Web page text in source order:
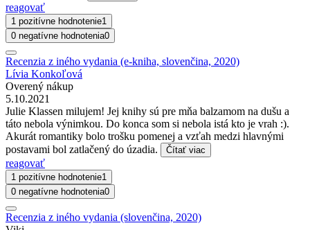
reagovať
1 pozitívne hodnotenie1
0 negatívne hodnotenia0
Recenzia z iného vydania (e-kniha, slovenčina, 2020)
Lívia Konkoľová
Overený nákup
5.10.2021
Julie Klassen milujem! Jej knihy sú pre mňa balzamom na dušu a
táto nebola výnimkou. Do konca som si nebola istá kto je vrah :).
Akurát romantiky bolo trošku pomenej a vzťah medzi hlavnými
postavami bol zatlačený do úzadia.
Čítať viac
reagovať
1 pozitívne hodnotenie1
0 negatívne hodnotenia0
Recenzia z iného vydania (slovenčina, 2020)